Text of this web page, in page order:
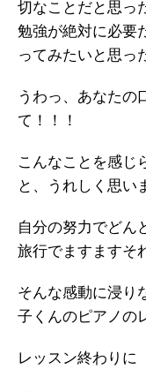
切なことだと思っ
勉強が絶対に必要
ってみたいと思っ
うわっ、あなたの
て！！！
こんなことを感じ
と、うれしく思い
自分の努力でどん
旅行でますますそ
そんな感動に浸り
子くんのピアノの
レッスン終わりに